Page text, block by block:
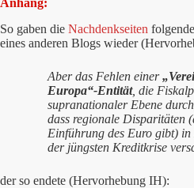
So gaben die Nachdenkseiten
eines anderen Blogs wieder
Aber das Fehlen einer
Europa“-Entität, die
supranationaler Ebene
dass regionale Disparitäten
Einführung des Euro gibt)
der jüngsten Kreditkrise
der so endete (Hervorhebung IH):